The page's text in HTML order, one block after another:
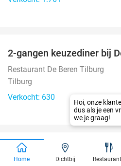
2-gangen keuzediner bij
Restaurant De Beren Tilburg
Tilburg
Verkocht: 630
Home Dichtbij